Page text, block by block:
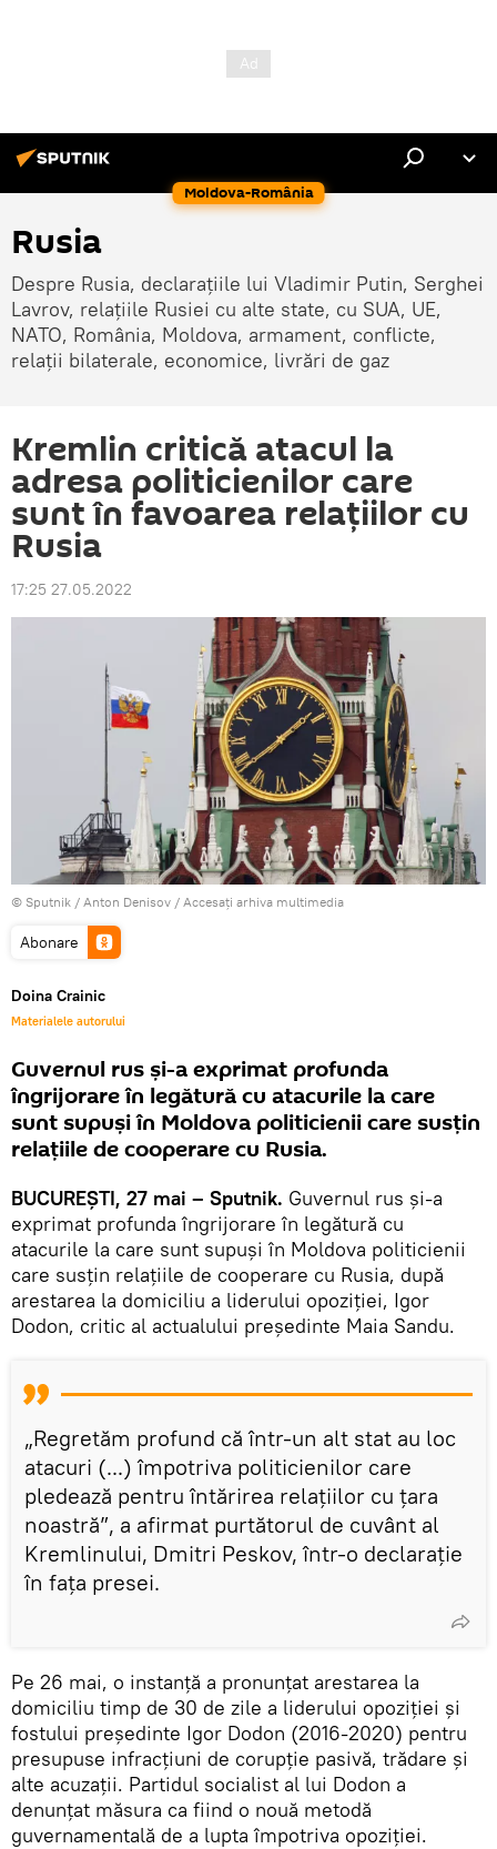
Moldova-România
Rusia
Despre Rusia, declarațiile lui Vladimir Putin, Serghei
Lavrov, relațiile Rusiei cu alte state, cu SUA, UE,
NATO, România, Moldova, armament, conflicte,
relații bilaterale, economice, livrări de gaz
Kremlin critică atacul la
adresa politicienilor care
sunt în favoarea relațiilor cu
Rusia
17:25 27.05.2022
© Sputnik / Anton Denisov / Accesați arhiva multimedia
Abonare
Doina Crainic
Materialele autorului
Guvernul rus și-a exprimat profunda
îngrijorare în legătură cu atacurile la care
sunt supuşi în Moldova politicienii care susţin
relaţiile de cooperare cu Rusia.
BUCUREŞTI, 27 mai – Sputnik. Guvernul rus și-a
exprimat profunda îngrijorare în legătură cu
atacurile la care sunt supuşi în Moldova politicienii
care susţin relaţiile de cooperare cu Rusia, după
arestarea la domiciliu a liderului opoziției, Igor
Dodon, critic al actualului președinte Maia Sandu.
„Regretăm profund că într-un alt stat au loc
atacuri (...) împotriva politicienilor care
pledează pentru întărirea relațiilor cu țara
noastră”, a afirmat purtătorul de cuvânt al
Kremlinului, Dmitri Peskov, într-o declaraţie
în faţa presei.
Pe 26 mai, o instanță a pronunțat arestarea la
domiciliu timp de 30 de zile a liderului opoziției și
fostului președinte Igor Dodon (2016-2020) pentru
presupuse infracțiuni de corupție pasivă, trădare și
alte acuzaţii. Partidul socialist al lui Dodon a
denunțat măsura ca fiind o nouă metodă
guvernamentală de a lupta împotriva opoziției.